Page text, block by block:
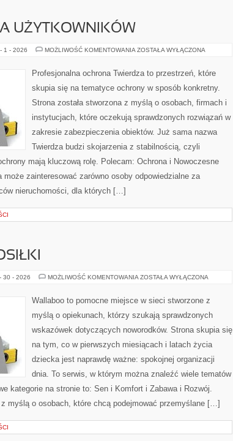
UŻYTKOWNIKÓW
1 - 2026 MOŻLIWOŚĆ KOMENTOWANIA PORADNIKI
ZOSTAŁA WYŁĄCZONA
Profesjonalna ochrona Twierdza to przestrzeń, które
skupia się na tematyce ochrony w sposób konkretny.
Strona została stworzona z myślą o osobach, firmach i
instytucjach, które oczekują sprawdzonych rozwiązań w
zakresie zabezpieczenia obiektów. Już sama nazwa
Twierdza budzi skojarzenia z stabilnością, czyli
mają kluczową rolę. Polecam: Ochrona i Nowoczesne
może zainteresować zarówno osoby odpowiedzialne za
nieruchomości, dla których […]
30 - 2026 MOŻLIWOŚĆ KOMENTOWANIA KARMIENIE
ZOSTAŁA WYŁĄCZONA
Wallaboo to pomocne miejsce w sieci stworzone z
myślą o opiekunach, którzy szukają sprawdzonych
wskazówek dotyczących noworodków. Strona skupia się
na tym, co w pierwszych miesiącach i latach życia
dziecka jest naprawdę ważne: spokojnej organizacji
dnia. To serwis, w którym można znaleźć wiele tematów
kategorie na stronie to: Sen i Komfort i Zabawa i Rozwój.
z myślą o osobach, które chcą podejmować przemyślane […]